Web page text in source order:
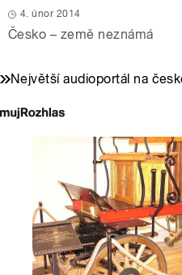
4. únor 2014
Česko – země neznámá
Největší audioportál na